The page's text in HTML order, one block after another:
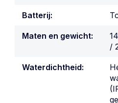
Batterij:
Maten en gewicht:
/
Waterdichtheid: